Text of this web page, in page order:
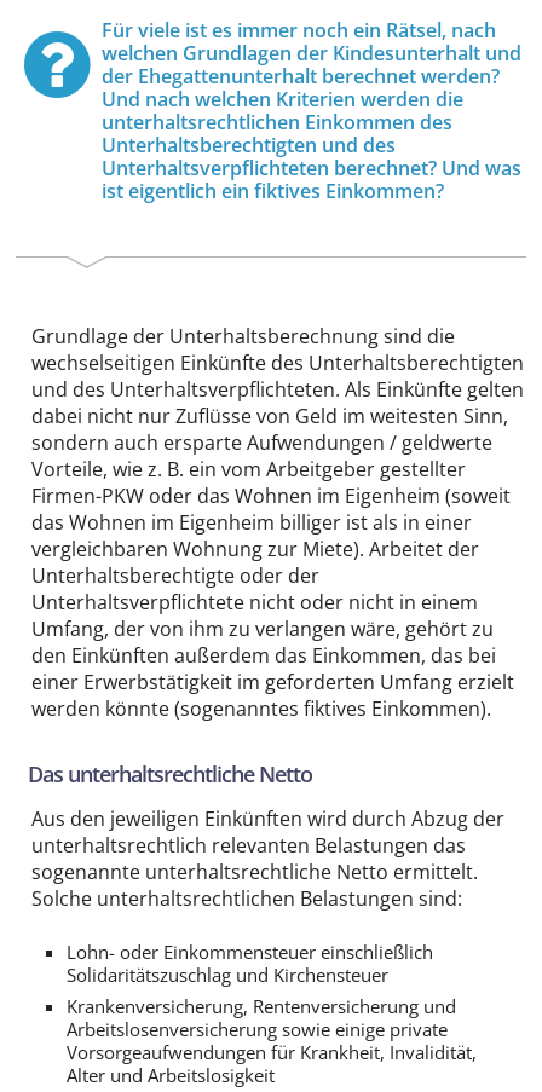
Für viele ist es immer noch ein Rätsel, nach
welchen Grundlagen der Kindesunterhalt und
der Ehegattenunterhalt berechnet werden?
Und nach welchen Kriterien werden die
unterhaltsrechtlichen Einkommen des
Unterhaltsberechtigten und des
Unterhaltsverpflichteten berechnet? Und was
ist eigentlich ein fiktives Einkommen?
Grundlage der Unterhaltsberechnung sind die
wechselseitigen Einkünfte des Unterhaltsberechtigten
und des Unterhaltsverpflichteten. Als Einkünfte gelten
dabei nicht nur Zuflüsse von Geld im weitesten Sinn,
sondern auch ersparte Aufwendungen / geldwerte
Vorteile, wie z. B. ein vom Arbeitgeber gestellter
Firmen-PKW oder das Wohnen im Eigenheim (soweit
das Wohnen im Eigenheim billiger ist als in einer
vergleichbaren Wohnung zur Miete). Arbeitet der
Unterhaltsberechtigte oder der
Unterhaltsverpflichtete nicht oder nicht in einem
Umfang, der von ihm zu verlangen wäre, gehört zu
den Einkünften außerdem das Einkommen, das bei
einer Erwerbstätigkeit im geforderten Umfang erzielt
werden könnte (sogenanntes fiktives Einkommen).
Das unterhaltsrechtliche Netto
Aus den jeweiligen Einkünften wird durch Abzug der
unterhaltsrechtlich relevanten Belastungen das
sogenannte unterhaltsrechtliche Netto ermittelt.
Solche unterhaltsrechtlichen Belastungen sind:
Lohn- oder Einkommensteuer einschließlich
Solidaritätszuschlag und Kirchensteuer
Krankenversicherung, Rentenversicherung und
Arbeitslosenversicherung sowie einige private
Vorsorgeaufwendungen für Krankheit, Invalidität,
Alter und Arbeitslosigkeit